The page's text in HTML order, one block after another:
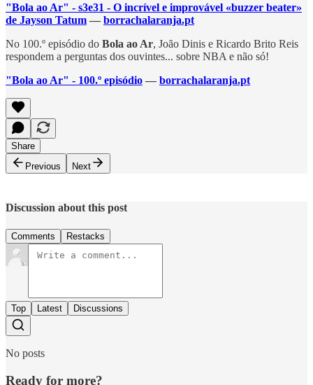
"Bola ao Ar" - s3e31 - O incrível e improvável «buzzer beater»
de Jayson Tatum — borrachalaranja.pt
No 100.º episódio do Bola ao Ar, João Dinis e Ricardo Brito Reis
respondem a perguntas dos ouvintes... sobre NBA e não só!
"Bola ao Ar" - 100.º episódio — borrachalaranja.pt
Share
Previous
Next
Discussion about this post
Comments Restacks
Top Latest Discussions
No posts
Ready for more?